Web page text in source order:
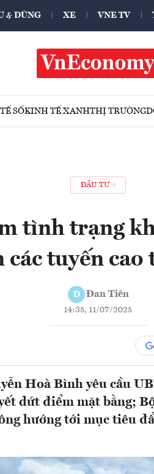
& DÙNG XE VNE TV
SỐKINH TẾ XANHTHỊ TRƯỜNG
ĐẦU TƯ
tình trạng
các tuyến cao
Đ Đan Tiên
14:35, 11/07/2025
Hoà Bình yêu cầu
dứt điểm mặt bằng;
hướng tới mục tiêu